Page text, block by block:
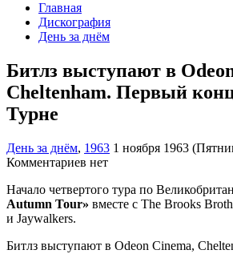
Главная
Дискография
День за днём
Битлз выступают в
Cheltenham. Первый
Турне
День за днём, 1963 1 ноября 1963
Комментариев нет
Начало четвертого тура по
Autumn Tour» вместе с The Brooks
и Jaywalkers.
Битлз выступают в Odeon Cinema,